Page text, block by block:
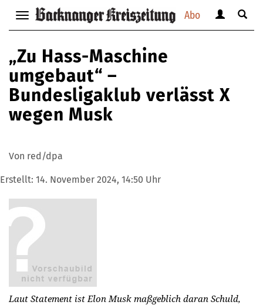
Abo
Navigation
anzeigen
verbergen
anzeigen
Suche
„Zu Hass-Maschine
umgebaut“ –
Bundesligaklub verlässt X
wegen Musk
Von red/dpa
Erstellt: 14. November 2024, 14:50 Uhr
Laut Statement ist Elon Musk maßgeblich daran Schuld,